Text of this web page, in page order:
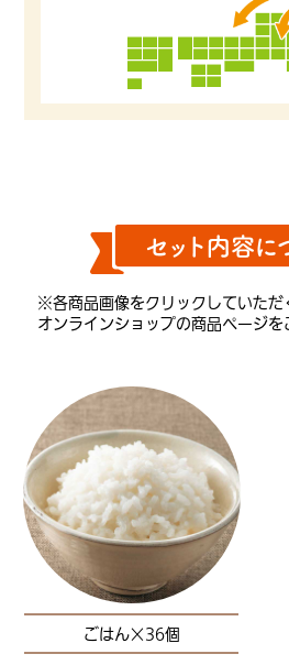
※各商品画像をクリックしていただ
オンラインショップの商品ページを
ごはん×36個